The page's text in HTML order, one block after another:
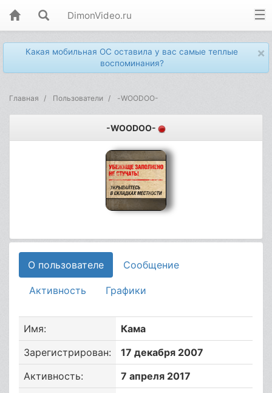
DimonVideo.ru
×
Какая мобильная ОС оставила у вас самые теплые
воспоминания?
Главная Пользователи -WOODOO-
-WOODOO-
О пользователе Сообщение
Активность Графики
Имя:
Кама
Зарегистрирован:
17 декабря 2007
Активность:
7 апреля 2017